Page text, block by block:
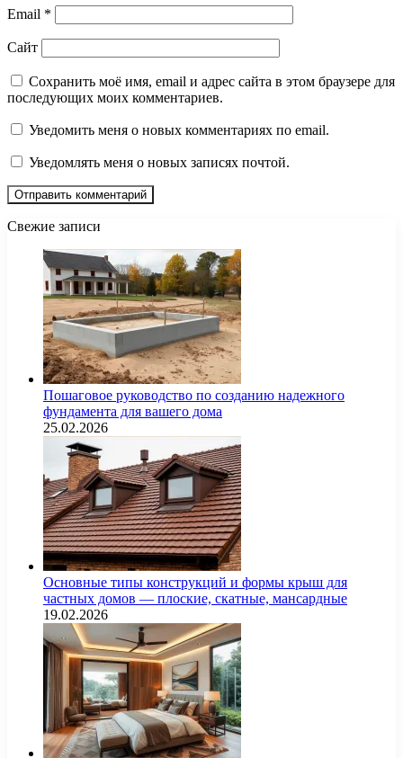
Email *
Сайт
Сохранить моё имя, email и адрес сайта в этом браузере для
последующих моих комментариев.
Уведомить меня о новых комментариях по email.
Уведомлять меня о новых записях почтой.
Свежие записи
Пошаговое руководство по созданию надежного
фундамента для вашего дома
25.02.2026
Основные типы конструкций и формы крыш для
частных домов — плоские, скатные, мансардные
19.02.2026